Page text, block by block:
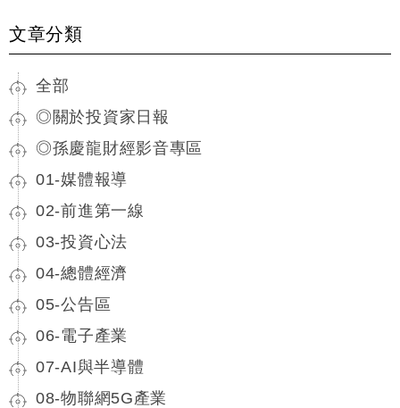
文章分類
全部
◎關於投資家日報
◎孫慶龍財經影音專區
01-媒體報導
02-前進第一線
03-投資心法
04-總體經濟
05-公告區
06-電子產業
07-AI與半導體
08-物聯網5G產業